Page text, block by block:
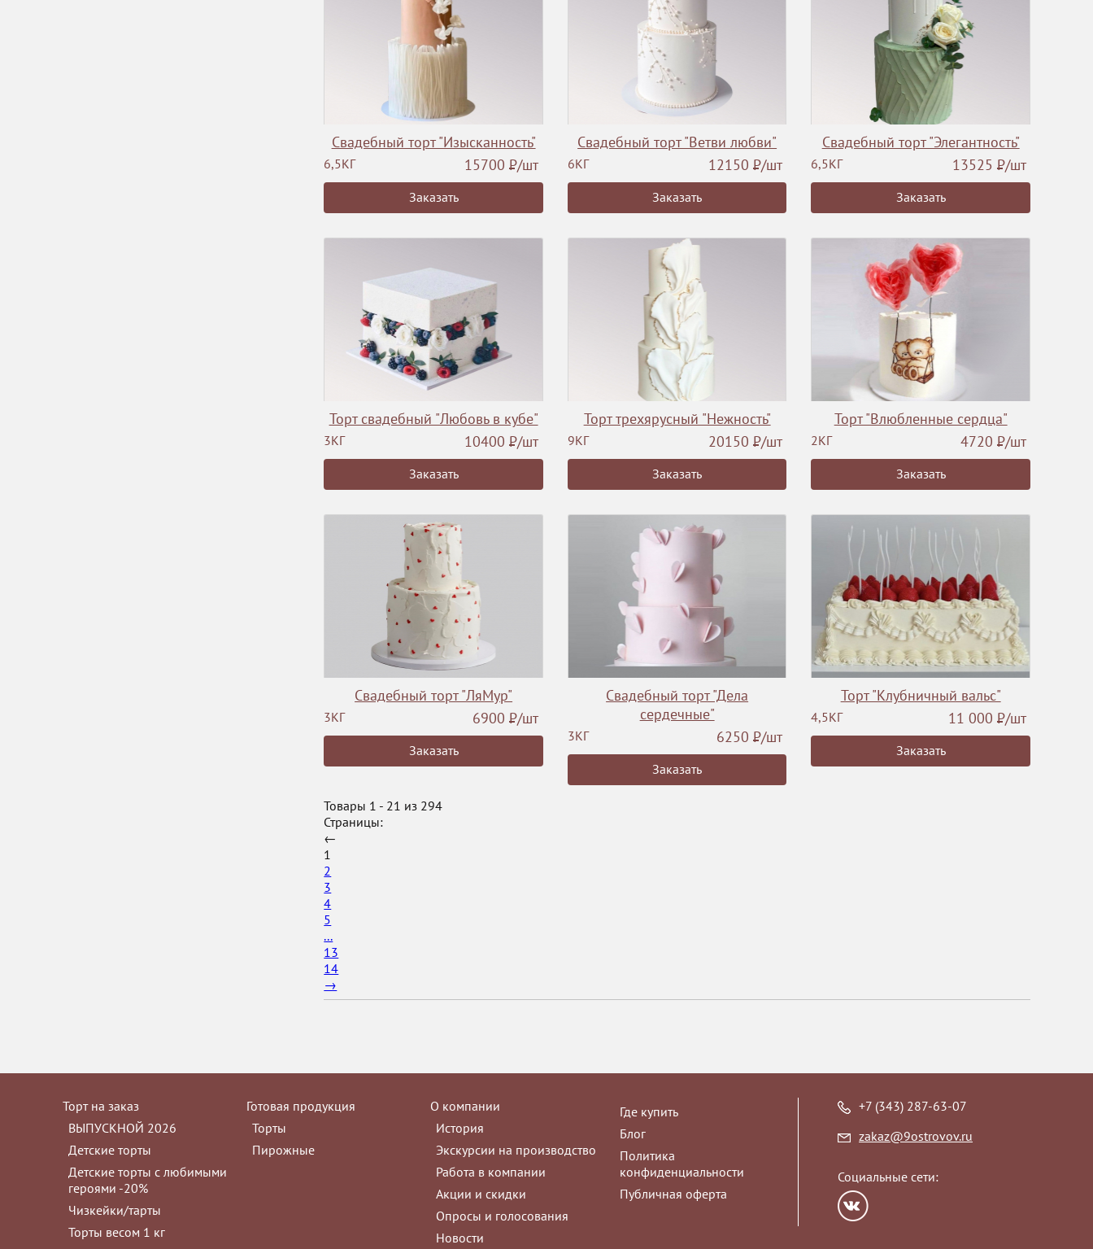
Свадебный торт "Изысканность"
6,5КГ 15700Р/шт
Заказать
Свадебный торт "Ветви любви"
6КГ 12150 Р/шт
Заказать
Свадебный торт "Элегантность"
6,5КГ 13525 Р/шт
Заказать
Торт свадебный "Любовь в кубе"
3КГ 10400Р/шт
Заказать
Торт трехярусный "Нежность"
9КГ 20150 Р/шт
Заказать
Торт "Влюбленные сердца"
2КГ 4720 Р/шт
Заказать
Свадебный торт "ЛяМур"
3КГ 6900Р/шт
Заказать
Свадебный торт "Дела
сердечные"
3КГ 6250 Р/шт
Заказать
Торт "Клубничный вальс"
4,5КГ 11 000 Р/шт
Заказать
Товары 1 - 21 из 294
Страницы:
←
1
2
3
4
5
...
13
14
→
Торт на заказ
ВЫПУСКНОЙ 2026
Детские торты
Детские торты с любимыми
героями -20%
Чизкейки/тарты
Торты весом 1 кг
Готовая продукция
Торты
Пирожные
О компании
История
Экскурсии на производство
Работа в компании
Акции и скидки
Опросы и голосования
Новости
Где купить
Блог
Политика
конфиденциальности
Публичная оферта
+7 (343) 287-63-07
zakaz@9ostrovov.ru
Социальные сети: